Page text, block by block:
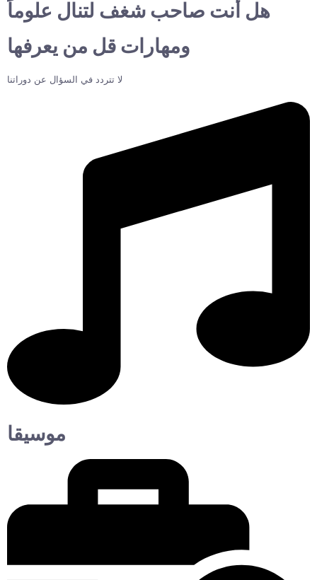
هل أنت صاحب شغف لتنال علوماً
ومهارات قل من يعرفها
لا تتردد في السؤال عن دوراتنا
موسيقا